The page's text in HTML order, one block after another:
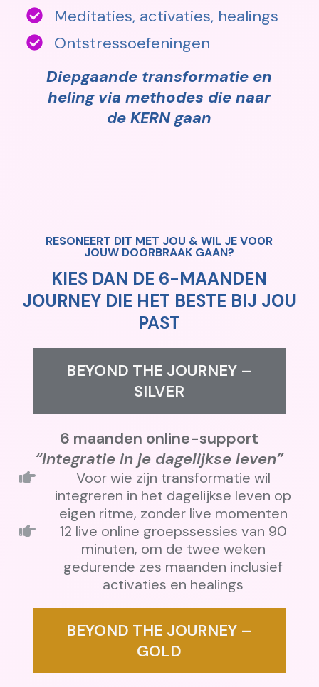
Meditaties, activaties, healings
Ontstressoefeningen
Diepgaande transformatie en
heling via methodes die naar
de KERN gaan
RESONEERT DIT MET JOU & WIL JE VO0R
JOUW DOORBRAAK GAAN?
KIES DAN DE 6-MAANDEN
JOURNEY DIE HET BESTE BIJ JOU
PAST
BEYOND THE JOURNEY –
SILVER
6 maanden online-support
“Integratie in je dagelijkse leven”
Voor wie zijn transformatie wil
integreren in het dagelijkse leven op
eigen ritme, zonder live momenten
12 live online groepssessies van 90
minuten, om de twee weken
gedurende zes maanden inclusief
activaties en healings
BEYOND THE JOURNEY –
GOLD